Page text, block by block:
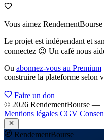
Vous aimez RendementBourse
Le projet est indépendant et
connectez 😉 Un café nous
Ou abonnez-vous au Premium
construire la plateforme selon
Faire un don
© 2026 RendementBourse —
Mentions légales CGV
RendementBourse